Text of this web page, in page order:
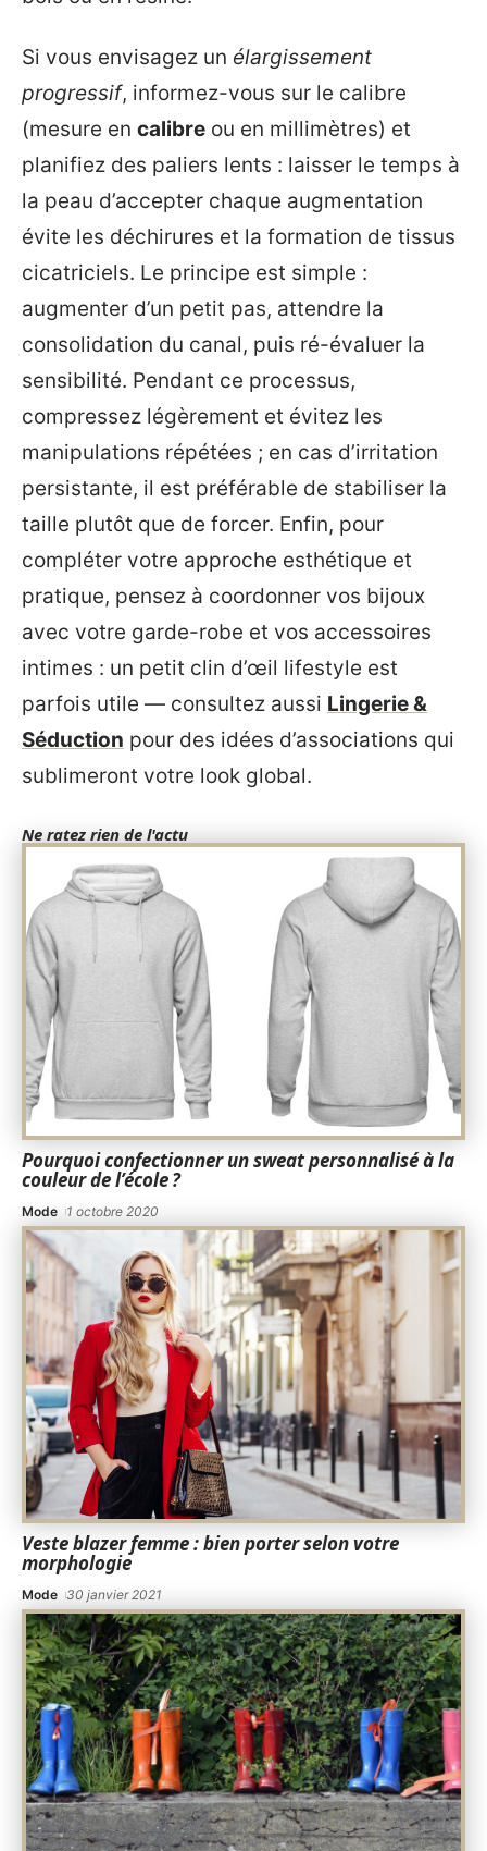
Si vous envisagez un élargissement
progressif, informez-vous sur le calibre
(mesure en calibre ou en millimètres) et
planifiez des paliers lents : laisser le temps à
la peau d’accepter chaque augmentation
évite les déchirures et la formation de tissus
cicatriciels. Le principe est simple :
augmenter d’un petit pas, attendre la
consolidation du canal, puis ré-évaluer la
sensibilité. Pendant ce processus,
compressez légèrement et évitez les
manipulations répétées ; en cas d’irritation
persistante, il est préférable de stabiliser la
taille plutôt que de forcer. Enfin, pour
compléter votre approche esthétique et
pratique, pensez à coordonner vos bijoux
avec votre garde-robe et vos accessoires
intimes : un petit clin d’œil lifestyle est
parfois utile — consultez aussi Lingerie &
Séduction pour des idées d’associations qui
sublimeront votre look global.
Ne ratez rien de l'actu
Pourquoi confectionner un sweat personnalisé à la
couleur de l’école ?
Mode 1 octobre 2020
Veste blazer femme : bien porter selon votre
morphologie
Mode 30 janvier 2021